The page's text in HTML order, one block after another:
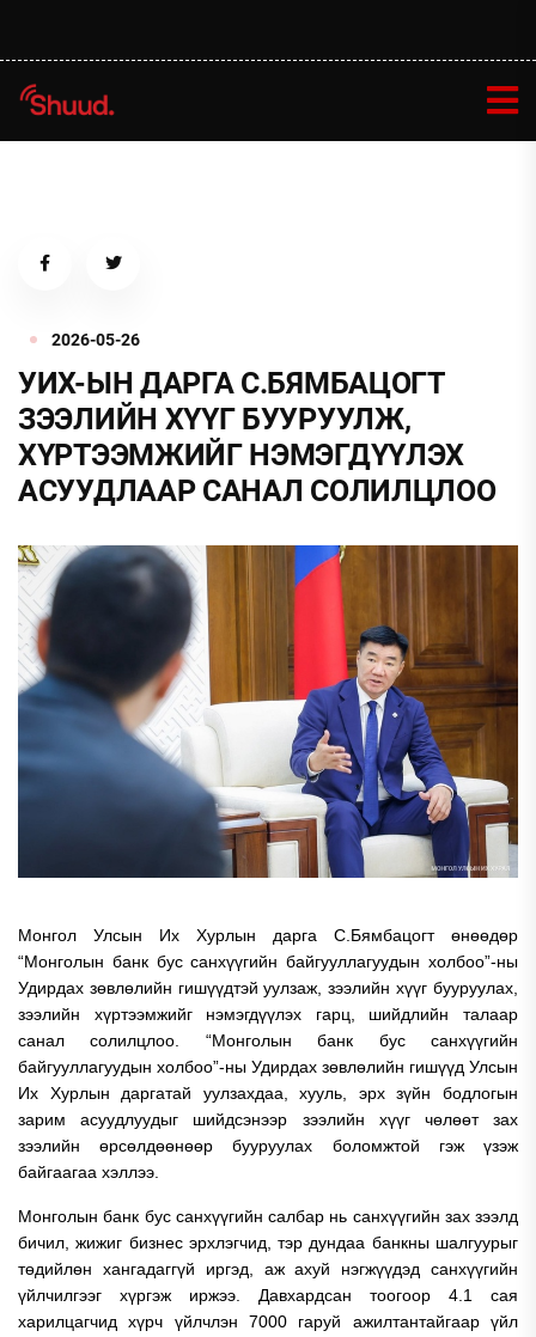
2026-05-26
УИХ-ЫН ДАРГА С.БЯМБАЦОГТ
ЗЭЭЛИЙН ХҮҮГ БУУРУУЛЖ,
ХҮРТЭЭМЖИЙГ НЭМЭГДҮҮЛЭХ
АСУУДЛААР САНАЛ СОЛИЛЦЛОО
Монгол Улсын Их Хурлын дарга С.Бямбацогт өнөөдөр
“Монголын банк бус санхүүгийн байгууллагуудын холбоо”-ны
Удирдах зөвлөлийн гишүүдтэй уулзаж, зээлийн хүүг бууруулах,
зээлийн хүртээмжийг нэмэгдүүлэх гарц, шийдлийн талаар
санал солилцлоо. “Монголын банк бус санхүүгийн
байгууллагуудын холбоо”-ны Удирдах зөвлөлийн гишүүд Улсын
Их Хурлын даргатай уулзахдаа, хууль, эрх зүйн бодлогын
зарим асуудлуудыг шийдсэнээр зээлийн хүүг чөлөөт зах
зээлийн өрсөлдөөнөөр бууруулах боломжтой гэж үзэж
байгаагаа хэллээ.
Монголын банк бус санхүүгийн салбар нь санхүүгийн зах зээлд
бичил, жижиг бизнес эрхлэгчид, тэр дундаа банкны шалгуурыг
төдийлөн хангадаггүй иргэд, аж ахуй нэгжүүдэд санхүүгийн
үйлчилгээг хүргэж иржээ. Давхардсан тоогоор 4.1 сая
харилцагчид хүрч үйлчлэн 7000 гаруй ажилтантайгаар үйл